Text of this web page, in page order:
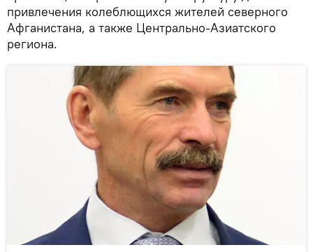
привлечения колеблющихся жителей северного
Афганистана, а также Центрально-Азиатского
региона.